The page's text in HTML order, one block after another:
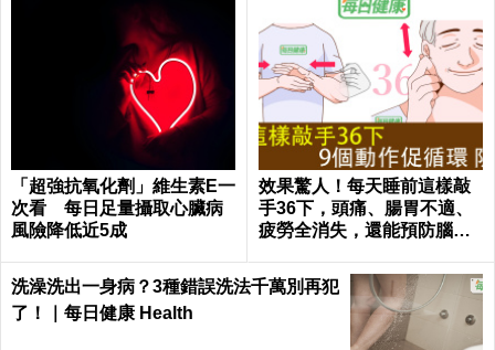
「超強抗氧化劑」維生素E一
次看 每日足量攝取心臟病
風險降低近5成
效果驚人！每天睡前這樣敲
手36下，頭痛、腸胃不適、
疲勞全消失，還能預防腦中
洗澡洗出一身病？3種錯誤洗法千萬別再犯
了！｜每日健康 Health